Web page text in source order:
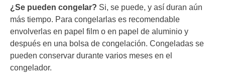
¿Se pueden congelar? Si, se puede, y así duran aún
más tiempo. Para congelarlas es recomendable
envolverlas en papel film o en papel de aluminio y
después en una bolsa de congelación. Congeladas se
pueden conservar durante varios meses en el
congelador.